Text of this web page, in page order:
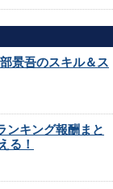
景吾のスキル＆ス
ンキング報酬まと
る！